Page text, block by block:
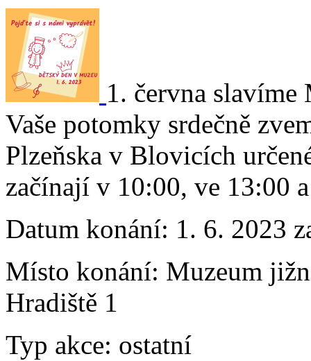
1. června slavíme
Vaše potomky srdečně
Plzeňska v Blovicích
začínají v 10:00, ve 13:00
Datum konání: 1. 6. 2023
Místo konání: Muzeum
Hradiště 1
Typ akce: ostatní